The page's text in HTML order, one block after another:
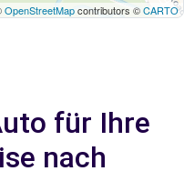
OpenStreetMapcontributors ©CARTO
für Ihre
nach